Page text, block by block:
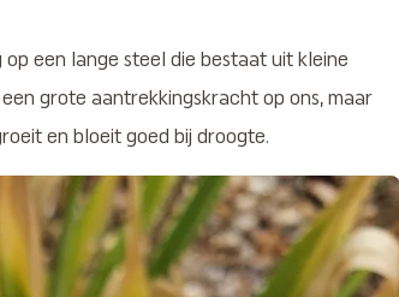
een lange steel die bestaat uit kleine
grote aantrekkingskracht op ons, maar
en bloeit goed bij droogte.